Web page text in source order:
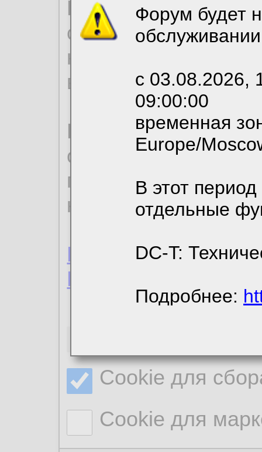
Форум будет
с 03.08.2026,
09:00:00
временная
Europe/
В этот
отдельные
DC-T:
Подробнее:
Продолжая
согласие на
необходимых для
вы можете
По
ознакомиться с
пользовательским
Пользовательское
Политика
Cookie для
Cookie для